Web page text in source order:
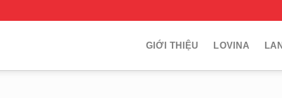
GIỚI THIỆU LOVINA